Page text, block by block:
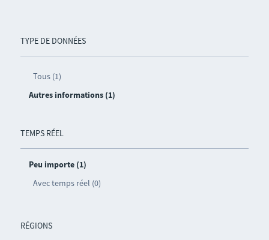
TYPE DE DONNÉES
Tous (1)
Autres informations (1)
TEMPS RÉEL
Peu importe (1)
Avec temps réel (0)
RÉGIONS